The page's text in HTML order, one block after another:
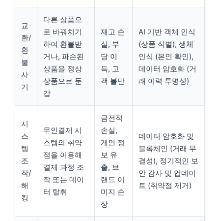
교
환/
환
불
사
기
다른 상품으
로 바꿔치기
하여 환불받
거나, 파손된
상품을 정상
상품으로 둔
갑
재고 손
실, 부
당 이
득, 고
객 불만
AI 기반 객체 인식
(상품 식별), 생체
인식 (본인 확인),
데이터 암호화 (거
래 이력 투명성)
시
스
템
조
작/
해
킹
무인결제 시
스템의 취약
점을 이용해
결제 과정 조
작 또는 데이
터 탈취
금전적
손실,
개인 정
보 유
출, 브
랜드 이
미지 손
상
데이터 암호화 및
블록체인 (거래 무
결성), 정기적인 보
안 감사 및 업데이
트 (취약점 제거)